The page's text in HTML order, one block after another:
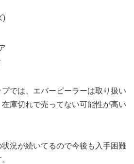
)
では、エバーピーラーは取り扱い
庫切れで売ってない可能性が高い
況が続いてるので今後も入手困難